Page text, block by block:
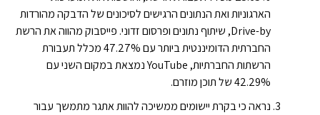
הארגוניות ואת הנתונים הרגישים לסיכונים של הדבקה מהורדות
Drive-by, שיתוף נתונים ופרסום זדוני. פייסבוק מהווה את הרשת
החברתית הדומיננטית ביותר עם 47.27% מכלל תעבורת
הרשתות החברתיות, YouTube נמצאת במקום השני עם
42.29% של תוכן מוזרם.
נראה כי בקרת יישומים ממשיכה להוות אתגר מתמשך עבור